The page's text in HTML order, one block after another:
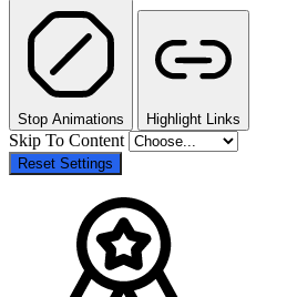
Stop Animations Highlight Links
Skip To Content
Reset Settings